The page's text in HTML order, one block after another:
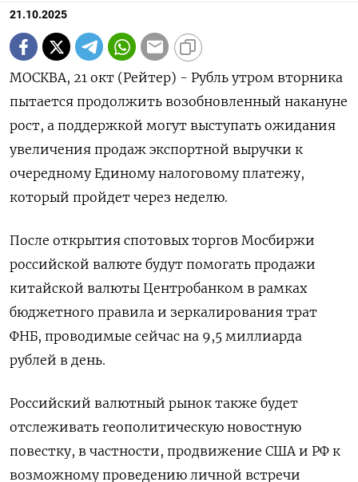
21.10.2025
МОСКВА, 21 окт (Рейтер) - Рубль утром вторника
пытается продолжить возобновленный накануне
рост, а поддержкой могут выступать ожидания
увеличения продаж экспортной выручки к
очередному Единому налоговому платежу,
который пройдет через неделю.
После открытия спотовых торгов Мосбиржи
российской валюте будут помогать продажи
китайской валюты Центробанком в рамках
бюджетного правила и зеркалирования трат
ФНБ, проводимые сейчас на 9,5 миллиарда
рублей в день.
Российский валютный рынок также будет
отслеживать геополитическую новостную
повестку, в частности, продвижение США и РФ к
возможному проведению личной встречи